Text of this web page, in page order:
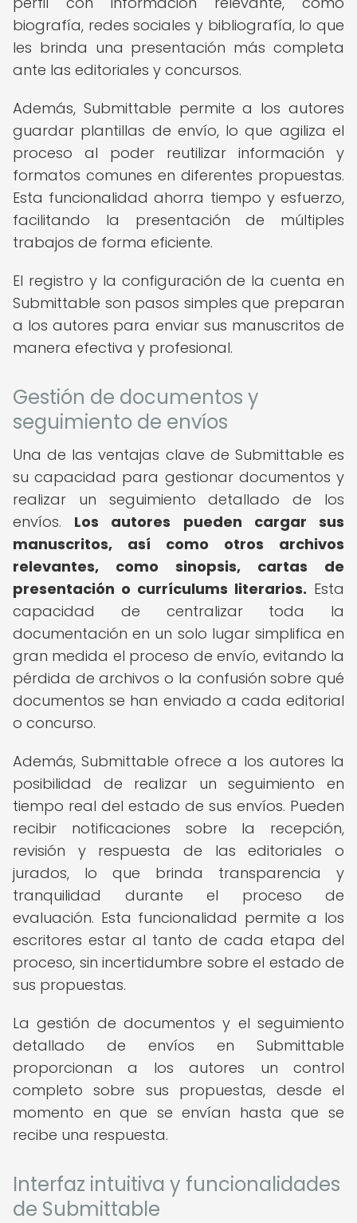
biografía, redes sociales y bibliografía, lo que
les brinda una presentación más completa
ante las editoriales y concursos.
Además, Submittable permite a los autores
guardar plantillas de envío, lo que agiliza el
proceso al poder reutilizar información y
formatos comunes en diferentes propuestas.
Esta funcionalidad ahorra tiempo y esfuerzo,
facilitando la presentación de múltiples
trabajos de forma eficiente.
El registro y la configuración de la cuenta en
Submittable son pasos simples que preparan
a los autores para enviar sus manuscritos de
manera efectiva y profesional.
Gestión de documentos y
seguimiento de envíos
Una de las ventajas clave de Submittable es
su capacidad para gestionar documentos y
realizar un seguimiento detallado de los
envíos. Los autores pueden cargar sus
manuscritos, así como otros archivos
relevantes, como sinopsis, cartas de
presentación o currículums literarios. Esta
capacidad de centralizar toda la
documentación en un solo lugar simplifica en
gran medida el proceso de envío, evitando la
pérdida de archivos o la confusión sobre qué
documentos se han enviado a cada editorial
o concurso.
Además, Submittable ofrece a los autores la
posibilidad de realizar un seguimiento en
tiempo real del estado de sus envíos. Pueden
recibir notificaciones sobre la recepción,
revisión y respuesta de las editoriales o
jurados, lo que brinda transparencia y
tranquilidad durante el proceso de
evaluación. Esta funcionalidad permite a los
escritores estar al tanto de cada etapa del
proceso, sin incertidumbre sobre el estado de
sus propuestas.
La gestión de documentos y el seguimiento
detallado de envíos en Submittable
proporcionan a los autores un control
completo sobre sus propuestas, desde el
momento en que se envían hasta que se
recibe una respuesta.
Interfaz intuitiva y funcionalidades
de Submittable